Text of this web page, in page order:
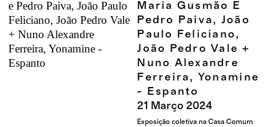
Maria Gusmão E
Pedro Paiva, João
Paulo Feliciano,
João Pedro Vale +
Nuno Alexandre
Ferreira, Yonamine
- Espanto
21 Março 2024
Exposição coletiva na Casa Comum